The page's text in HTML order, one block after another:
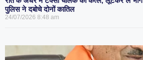
पुलिस ने दबोचे दोनों कातिल
24/07/2026 8:48 am